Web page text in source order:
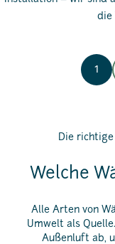
die
1
Die
Welche
Alle Arten von
Umwelt als
Außenluft ab,